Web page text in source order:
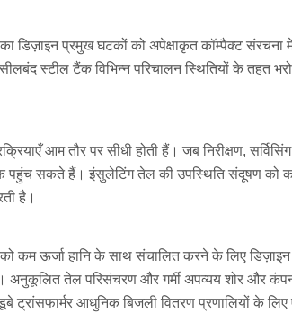
डिज़ाइन प्रमुख घटकों को अपेक्षाकृत कॉम्पैक्ट संरचना
स्टील टैंक विभिन्न परिचालन स्थितियों के तहत
आम तौर पर सीधी होती हैं। जब निरीक्षण,
सकते हैं। इंसुलेटिंग तेल की उपस्थिति संदूषण को
है।
कम ऊर्जा हानि के साथ संचालित करने के लिए
अनुकूलित तेल परिसंचरण और गर्मी अपव्यय शोर और
आधुनिक बिजली वितरण प्रणालियों के